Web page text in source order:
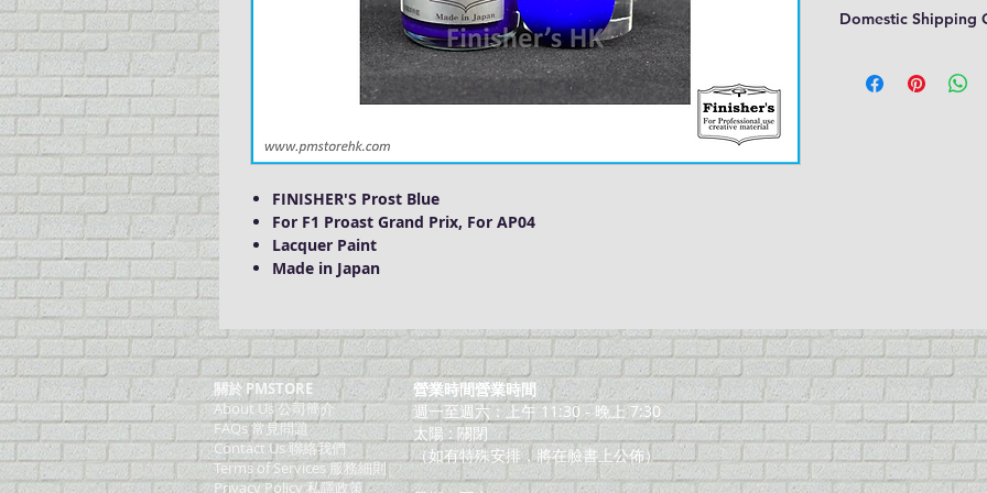
FINISHER'S Prost Blue
For F1 Proast Grand Prix, For AP04
Lacquer Paint
Made in Japan
Domestic Shipping
關於 PMSTORE
About Us 公司簡介
FAQs 常見問題
Contact Us 聯絡我們
​Terms of Services 服務細則
Privacy Policy 私隱政策
營業時間營業時間
週一至週六：上午 11:30 - 晚上 7:30
太陽 : 關閉
（如有特殊安排，將在臉書上公佈）